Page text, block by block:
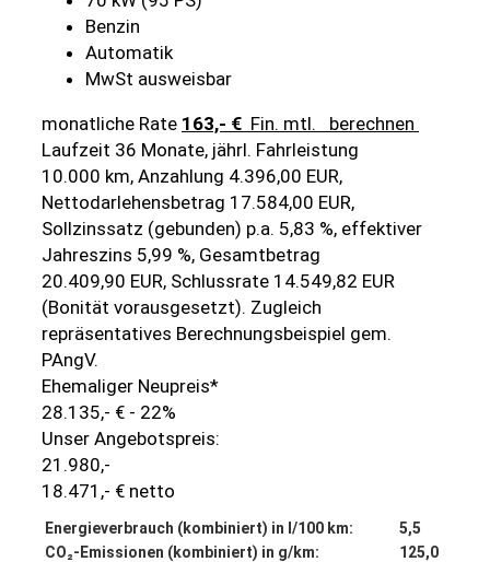
Benzin
Automatik
MwSt ausweisbar
monatliche Rate 163,- € Fin. mtl.
berechnen
Laufzeit 36 Monate, jährl. Fahrleistung
10.000 km, Anzahlung 4.396,00 EUR,
Nettodarlehensbetrag 17.584,00 EUR,
Sollzinssatz (gebunden) p.a. 5,83 %, effektiver
Jahreszins 5,99 %, Gesamtbetrag
20.409,90 EUR, Schlussrate 14.549,82 EUR
(Bonität vorausgesetzt). Zugleich
repräsentatives Berechnungsbeispiel gem.
PAngV.
Ehemaliger Neupreis*
28.135,- € - 22%
Unser Angebotspreis:
21.980,-
18.471,- € netto
Energieverbrauch (kombiniert) in l/100 km:
5,5
CO₂-Emissionen (kombiniert) in g/km:
125,0